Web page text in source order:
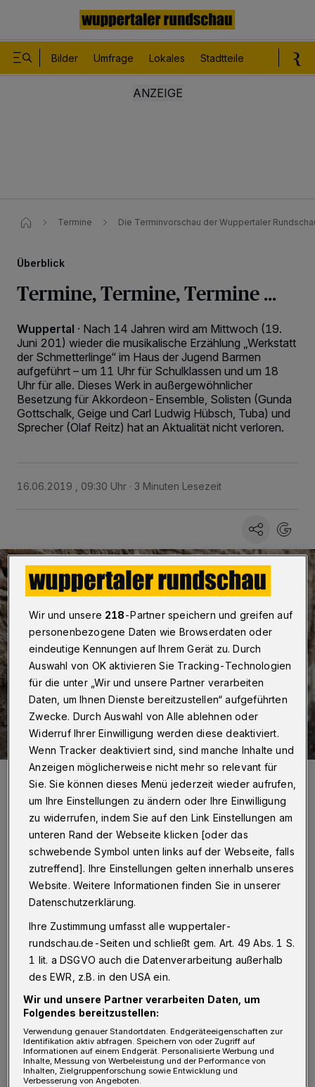
Bilder Umfrage Lokales Stadtteile
Termine Die Terminvorschau der Wuppertaler
Überblick
Termine, Termine, Termine ...
Wuppertal · Nach 14 Jahren wird am Mittwoch (19.
Juni 201) wieder die musikalische Erzählung „Werkstatt
der Schmetterlinge“ im Haus der Jugend Barmen
aufgeführt – um 11 Uhr für Schulklassen und um 18
Uhr für alle. Dieses Werk in außergewöhnlicher
Besetzung für Akkordeon-Ensemble, Solisten (Gunda
Gottschalk, Geige und Carl Ludwig Hübsch, Tuba) und
Sprecher (Olaf Reitz) hat an Aktualität nicht verloren.
16.06.2019 , 09:30 Uhr 3 Minuten Lesezeit
Der 2016 verstorbene Thomas Beimel.
Foto: TalTonTheater
D ie nicaraguanische Schriftstellerin
Gioconda Belli erzählt in ihrer
Schöpfungsgeschichte einen Traum von der
Schönheit und über den Umgang mit der
Fantasie. Der 2016 verstorbene Wuppertaler
Komponist Thomas Beimel kreierte 2005 eine
zauberhafte Musik, in der sich Themen der
Fabel widerspiegeln. Kinder der Grundschule
Liegnitzer Straße haben das Bühnenbild
illustriert.
Wir und unsere 218-Partner speichern und greifen auf
personenbezogene Daten wie Browserdaten oder
eindeutige Kennungen auf Ihrem Gerät zu. Durch
Auswahl von OK aktivieren Sie Tracking-Technologien
für die unter „Wir und unsere Partner verarbeiten
Daten, um Ihnen Dienste bereitzustellen“ aufgeführten
Zwecke. Durch Auswahl von Alle ablehnen oder
Widerruf Ihrer Einwilligung werden diese deaktiviert.
Wenn Tracker deaktiviert sind, sind manche Inhalte und
Anzeigen möglicherweise nicht mehr so relevant für
Sie. Sie können dieses Menü jederzeit wieder aufrufen,
um Ihre Einstellungen zu ändern oder Ihre Einwilligung
zu widerrufen, indem Sie auf den Link Einstellungen am
unteren Rand der Webseite klicken [oder das
schwebende Symbol unten links auf der Webseite, falls
zutreffend]. Ihre Einstellungen gelten innerhalb unseres
Website. Weitere Informationen finden Sie in unserer
Datenschutzerklärung.
Ihre Zustimmung umfasst alle wuppertaler-
rundschau.de-Seiten und schließt gem. Art. 49 Abs. 1 S.
1 lit. a DSGVO auch die Datenverarbeitung außerhalb
des EWR, z.B. in den USA ein.
Wir und unsere Partner verarbeiten Daten, um
Folgendes bereitzustellen:
Verwendung genauer Standortdaten. Endgeräteeigenschaften zur
Identifikation aktiv abfragen. Speichern von oder Zugriff auf
Informationen auf einem Endgerät. Personalisierte Werbung und
Inhalte, Messung von Werbeleistung und der Performance von
Inhalten, Zielgruppenforschung sowie Entwicklung und
Verbesserung von Angeboten.